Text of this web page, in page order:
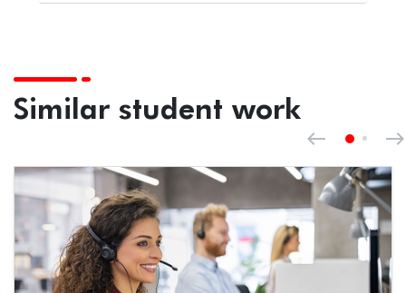
Similar student work
west Previouseast